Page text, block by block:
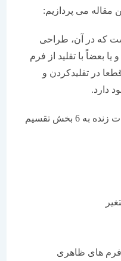
می پردازیم:
در آن، طراحی
با تقلید از فرم
تقلیدکردن و
حوزه های الگوبرداری از موجودات زنده به 6 بخش تقسیم
ظاهری